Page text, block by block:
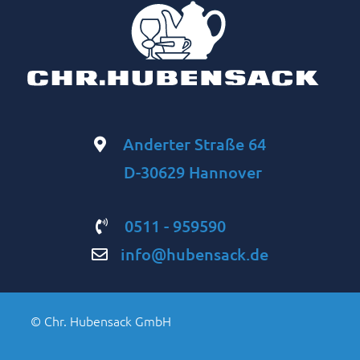
Anderter Straße 64
D-30629 Hannover
0511 - 959590
info@hubensack.de
© Chr. Hubensack GmbH